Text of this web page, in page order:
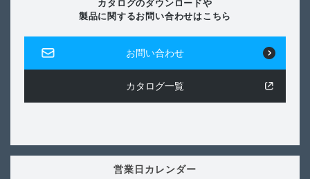
カタログのダウンロードや
製品に関するお問い合わせはこちら
お問い合わせ
カタログ一覧
営業日カレンダー